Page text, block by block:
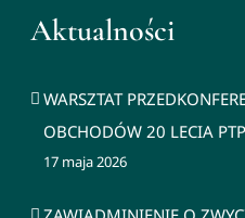
Aktualności
WARSZTAT
OBCHODÓW 20 LECIA
17 maja 2026